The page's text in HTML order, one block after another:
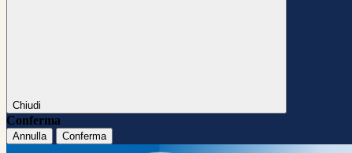
Chiudi
Conferma
Annulla Conferma